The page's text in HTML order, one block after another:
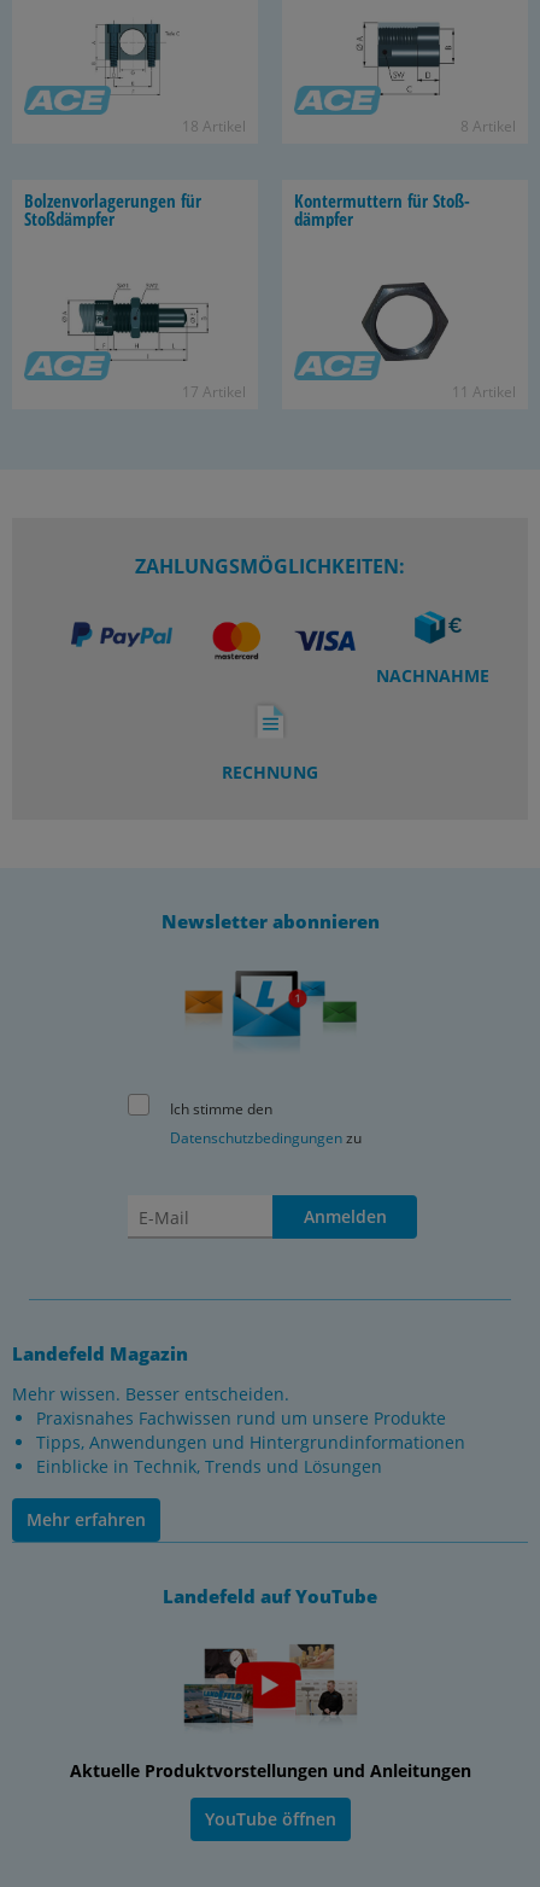
18 Ar­ti­kel 8 Ar­ti­kel
Bol­zen­vor­la­ge­run­gen für
Stoß­dämp­fer
17 Ar­ti­kel
Kon­ter­mut­tern für Stoß­
dämp­fer
11 Ar­ti­kel
ZAHLUNGSMÖGLICHKEITEN:
NACHNAHME
RECHNUNG
Newsletter abonnieren
Ich stimme den
Datenschutzbedingungenzu
Anmelden
Landefeld Magazin
Mehr wissen. Besser entscheiden.
Praxisnahes Fachwissen rund um unsere Produkte
Tipps, Anwendungen und Hintergrundinformationen
Einblicke in Technik, Trends und Lösungen
Mehr erfahren
Landefeld auf YouTube
Aktuelle Produktvorstellungen und Anleitungen
YouTube öffnen